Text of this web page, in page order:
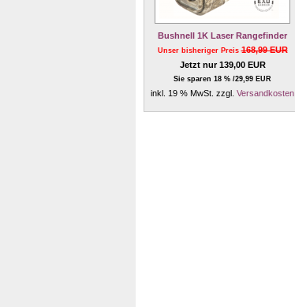
Bushnell 1K Laser Rangefinder
Unser bisheriger Preis168,99 EUR
Jetzt nur 139,00 EUR
Sie sparen 18 % /29,99 EUR
inkl. 19 % MwSt. zzgl. Versandkosten